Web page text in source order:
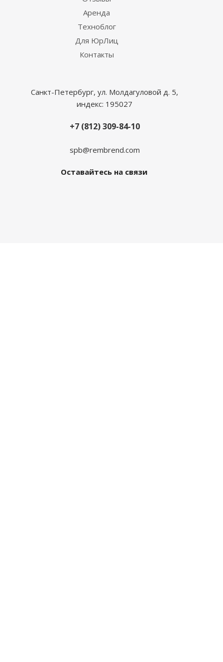
Аренда
Техноблог
Для ЮрЛиц
Контакты
Санкт-Петербург, ул. Молдагуловой д. 5,
индекс: 195027
+7 (812) 309-84-10
spb@rembrend.com
Оставайтесь на связи